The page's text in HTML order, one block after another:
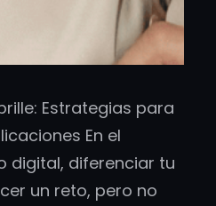
Estrategias para
En el
digital, diferenciar tu
un reto, pero no